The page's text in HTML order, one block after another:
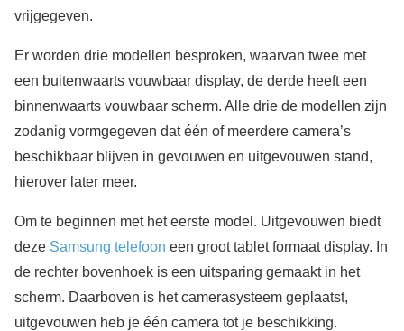
vrijgegeven.
Er worden drie modellen besproken, waarvan twee met
een buitenwaarts vouwbaar display, de derde heeft een
binnenwaarts vouwbaar scherm. Alle drie de modellen zijn
zodanig vormgegeven dat één of meerdere camera’s
beschikbaar blijven in gevouwen en uitgevouwen stand,
hierover later meer.
Om te beginnen met het eerste model. Uitgevouwen biedt
deze Samsung telefoon een groot tablet formaat display. In
de rechter bovenhoek is een uitsparing gemaakt in het
scherm. Daarboven is het camerasysteem geplaatst,
uitgevouwen heb je één camera tot je beschikking.